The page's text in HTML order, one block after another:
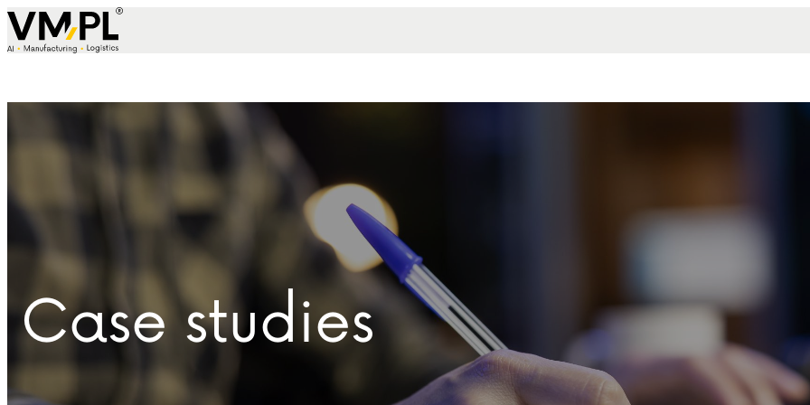
Skip to content
Case studies